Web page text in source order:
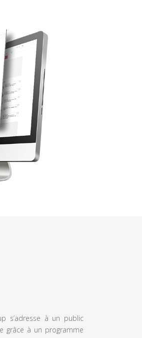
s’adresse à un public
grâce à un programme